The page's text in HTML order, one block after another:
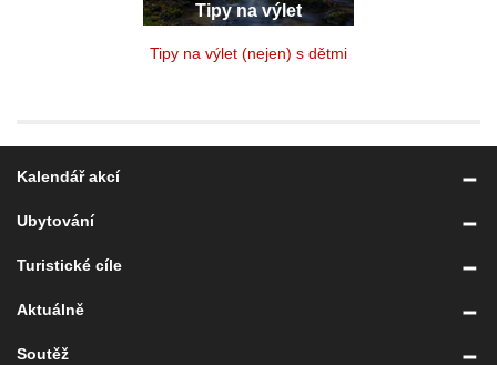
Tipy na výlet
Tipy na výlet (nejen) s dětmi
Kalendář akcí
Ubytování
Turistické cíle
Aktuálně
Soutěž